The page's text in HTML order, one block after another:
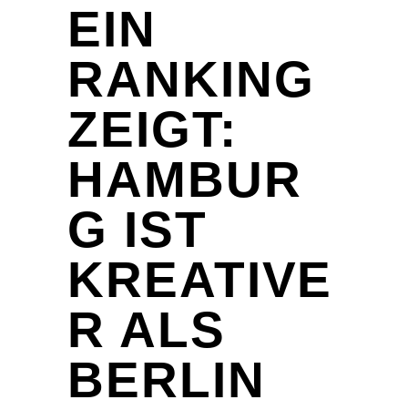
EIN
RANKING
ZEIGT:
HAMBUR
G IST
KREATIVE
R ALS
BERLIN